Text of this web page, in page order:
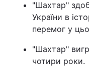
"Шахтар"
України в
перемог у
"Шахтар"
чотири роки.